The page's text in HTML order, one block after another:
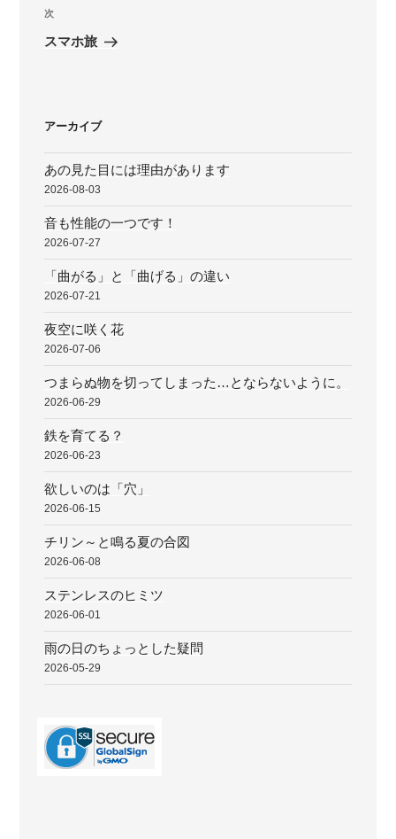
ビ
ゲ
ン
稿
次
の
次
スマホ旅
アーカイブ
あの見た目には理由があります
2026-08-03
音も性能の一つです！
2026-07-27
「曲がる」と「曲げる」の違い
2026-07-21
夜空に咲く花
2026-07-06
つまらぬ物を切ってしまった…とならないように。
2026-06-29
鉄を育てる？
2026-06-23
欲しいのは「穴」
2026-06-15
チリン～と鳴る夏の合図
2026-06-08
ステンレスのヒミツ
2026-06-01
雨の日のちょっとした疑問
2026-05-29